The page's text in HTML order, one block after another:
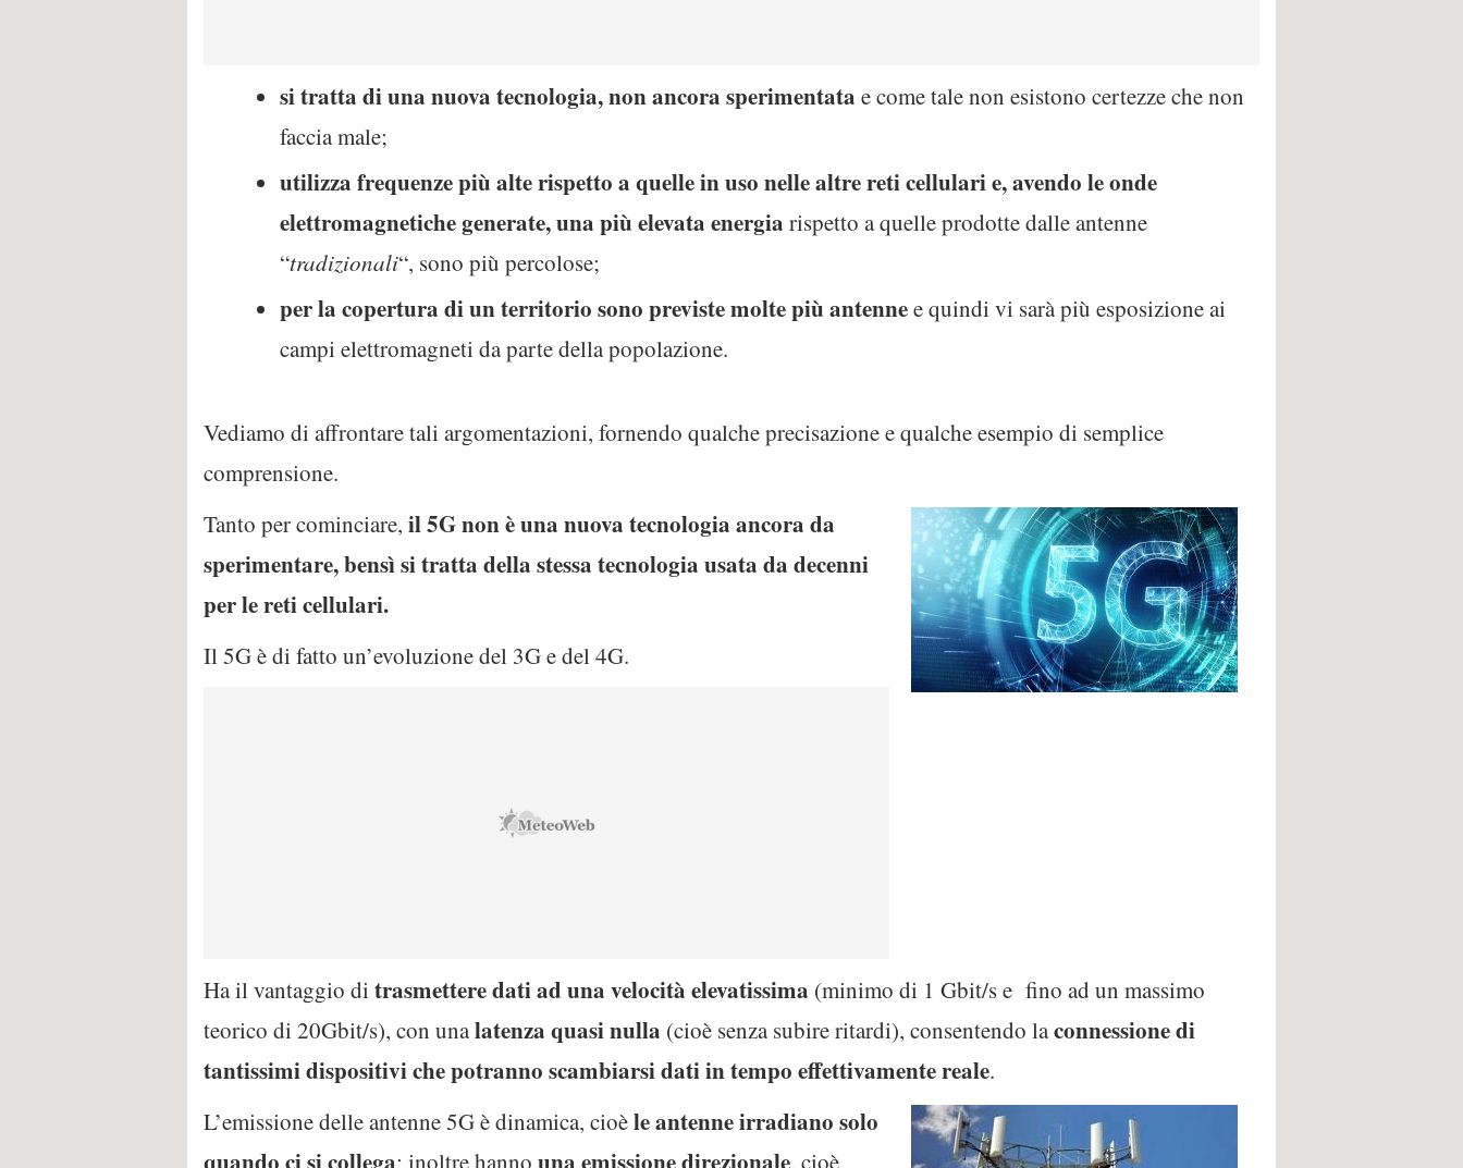
si tratta di una nuova tecnologia, non ancora sperimentata e come tale non esistono certezze che non
faccia male;
utilizza frequenze più alte rispetto a quelle in uso nelle altre reti cellulari e, avendo le onde
elettromagnetiche generate, una più elevata energia rispetto a quelle prodotte dalle antenne
“tradizionali“, sono più percolose;
per la copertura di un territorio sono previste molte più antennee quindi vi sarà più esposizione ai
campi elettromagneti da parte della popolazione.
Vediamo di affrontare tali argomentazioni, fornendo qualche precisazione e qualche esempio di semplice
comprensione.
Tanto per cominciare, il 5G non è una nuova tecnologia ancora da
sperimentare, bensì si tratta della stessa tecnologia usata da decenni
per le reti cellulari.
Il 5G è di fatto un’evoluzione del 3G e del 4G.
Ha il vantaggio di trasmettere dati ad una velocità elevatissima (minimo di 1 Gbit/s e fino ad un massimo
teorico di 20Gbit/s), con unalatenza quasi nulla (cioè senza subire ritardi), consentendo laconnessione di
tantissimi dispositivi che potranno scambiarsi dati in tempo effettivamente reale.
L’emissione delle antenne 5G è dinamica, cioèle antenne irradiano solo
quando ci si collega; inoltre hanno una emissione direzionale , cioè